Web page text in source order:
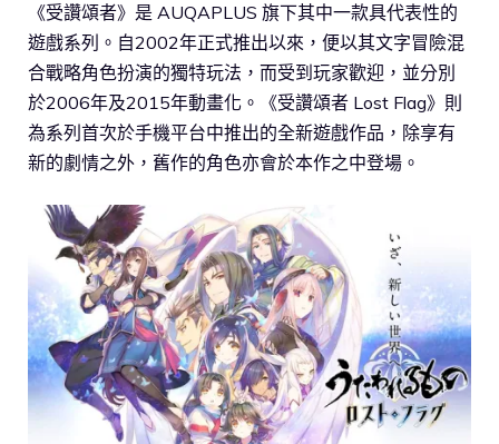
《受讚頌者》是 AUQAPLUS 旗下其中一款具代表性的
遊戲系列。自2002年正式推出以來，便以其文字冒險混
合戰略角色扮演的獨特玩法，而受到玩家歡迎，並分別
於2006年及2015年動畫化。《受讚頌者 Lost Flag》則
為系列首次於手機平台中推出的全新遊戲作品，除享有
新的劇情之外，舊作的角色亦會於本作之中登場。